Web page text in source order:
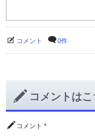
コメント 0件
コメントはこ
コメント *